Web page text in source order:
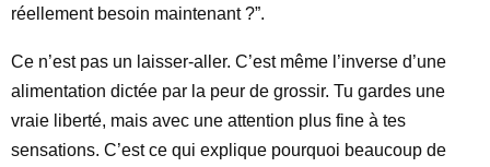
réellement besoin maintenant ?”.
Ce n’est pas un laisser-aller. C’est même l’inverse d’une
alimentation dictée par la peur de grossir. Tu gardes une
vraie liberté, mais avec une attention plus fine à tes
sensations. C’est ce qui explique pourquoi beaucoup de